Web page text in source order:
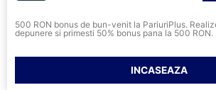
500 RON bonus de bun-venit la PariuriPlus.
depunere si primesti 50% bonus pana la 500 RON.
INCASEAZA